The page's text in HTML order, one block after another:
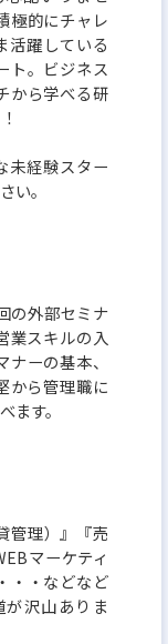
極的にチャレ
活躍している
ト。ビジネス
から学べる研
未経験スター
い。
の外部セミナ
業スキルの入
ーの基本、
から管理職に
ます。
管理）』『売
マーケティ
・・などなど
沢山ありま